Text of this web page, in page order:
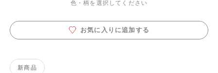
色・柄を選択してください
お気に入りに追加する
新商品